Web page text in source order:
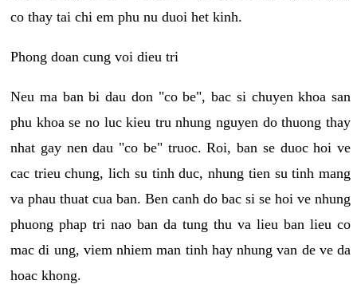
co thay tai chi em phu nu duoi het kinh.
Phong doan cung voi dieu tri
Neu ma ban bi dau don "co be", bac si chuyen khoa san
phu khoa se no luc kieu tru nhung nguyen do thuong thay
nhat gay nen dau "co be" truoc. Roi, ban se duoc hoi ve
cac trieu chung, lich su tinh duc, nhung tien su tinh mang
va phau thuat cua ban. Ben canh do bac si se hoi ve nhung
phuong phap tri nao ban da tung thu va lieu ban lieu co
mac di ung, viem nhiem man tinh hay nhung van de ve da
hoac khong.